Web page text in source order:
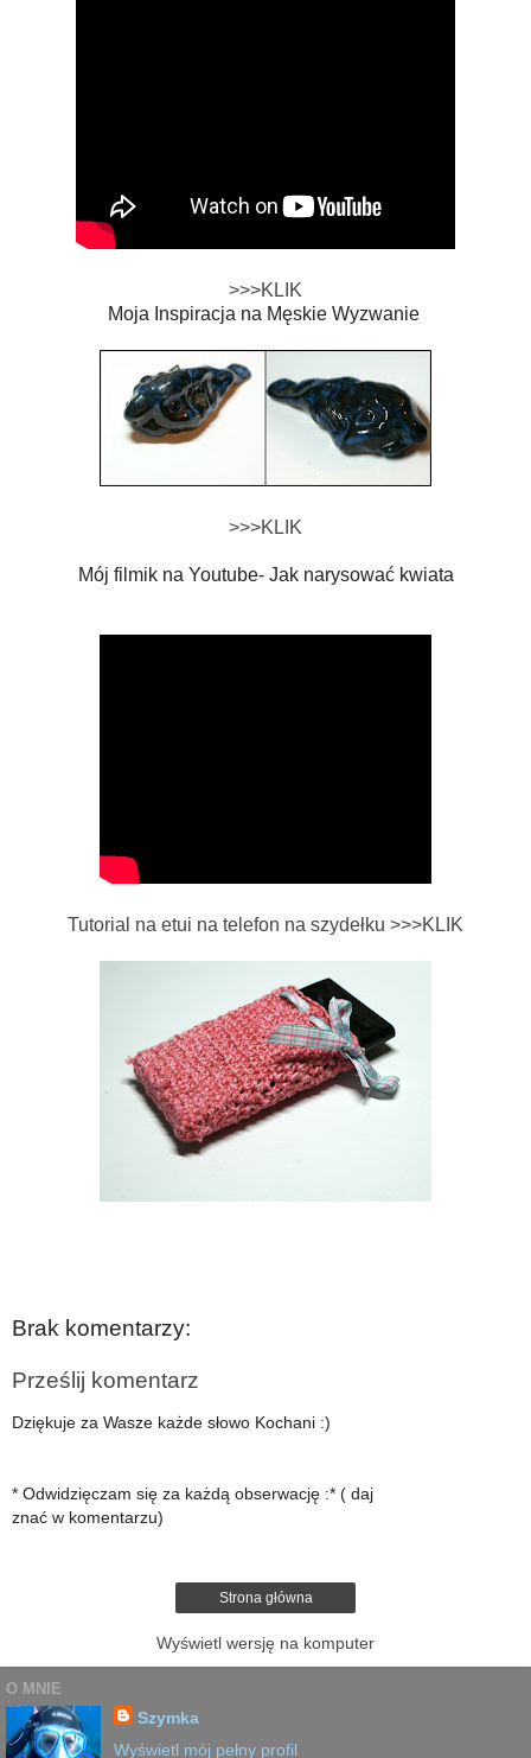
>>>KLIK
Moja Inspiracja na Męskie Wyzwanie
>>>KLIK
Mój filmik na Youtube- Jak narysować kwiata
Tutorial na etui na telefon na szydełku >>>KLIK
Brak komentarzy:
Prześlij komentarz
Dziękuje za Wasze każde słowo Kochani :)
* Odwidzięczam się za każdą obserwację :* ( daj
znać w komentarzu)
Strona główna
Wyświetl wersję na komputer
O MNIE
Szymka
Wyświetl mój pełny profil